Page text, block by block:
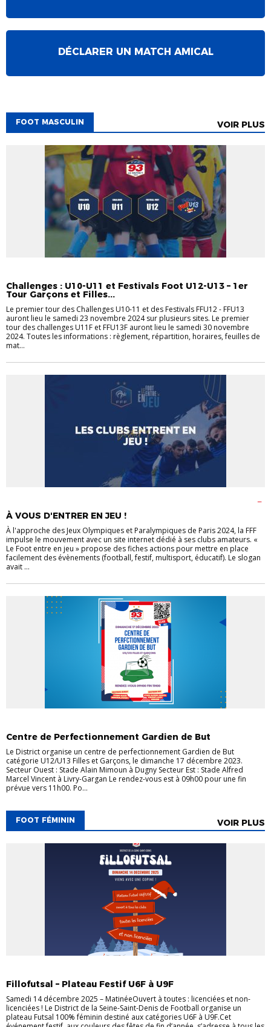
DÉCLARER UN MATCH AMICAL
FOOT MASCULIN VOIR PLUS
Challenges : U10-U11 et Festivals Foot U12-U13 – 1er
Tour Garçons et Filles...
Le premier tour des Challenges U10-11 et des Festivals FFU12 - FFU13
auront lieu le samedi 23 novembre 2024 sur plusieurs sites. Le premier
tour des challenges U11F et FFU13F auront lieu le samedi 30 novembre
2024. Toutes les informations : règlement, répartition, horaires, feuilles de
mat...
FOOT EN
LOISIR
FOOT MASCULIN P.E.F
À VOUS D'ENTRER EN JEU !
À l'approche des Jeux Olympiques et Paralympiques de Paris 2024, la FFF
impulse le mouvement avec un site internet dédié à ses clubs amateurs. «
Le Foot entre en jeu » propose des fiches actions pour mettre en place
facilement des évènements (football, festif, multisport, éducatif). Le slogan
avait ...
Centre de Perfectionnement Gardien de But
Le District organise un centre de perfectionnement Gardien de But
catégorie U12/U13 Filles et Garçons, le dimanche 17 décembre 2023.
Secteur Ouest : Stade Alain Mimoun à Dugny Secteur Est : Stade Alfred
Marcel Vincent à Livry-Gargan Le rendez-vous est à 09h00 pour une fin
prévue vers 11h00. Po...
FOOT FÉMININ VOIR PLUS
Fillofutsal – Plateau Festif U6F à U9F
Samedi 14 décembre 2025 – MatinéeOuvert à toutes : licenciées et non-
licenciées ! Le District de la Seine-Saint-Denis de Football organise un
plateau Futsal 100% féminin destiné aux catégories U6F à U9F.Cet